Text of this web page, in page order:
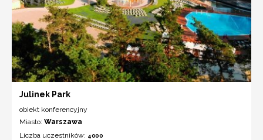
Julinek Park
obiekt konferencyjny
Miasto: Warszawa
Liczba uczestników: 4000